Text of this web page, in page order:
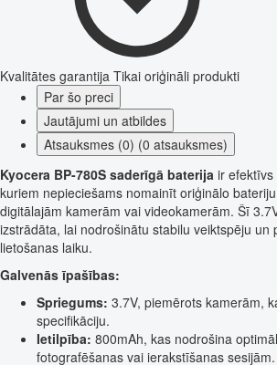
Kvalitātes garantija Tikai oriģināli produkti
Par šo preci
Jautājumi un atbildes
Atsauksmes (0) (0 atsauksmes)
Kyocera BP-780S saderīgā baterija ir efektīvs
kuriem nepieciešams nomainīt oriģinālo
digitālajām kamerām vai videokamerām. Šī
izstrādāta, lai nodrošinātu stabilu veiktspēju un
lietošanas laiku.
Galvenās īpašības:
Spriegums: 3.7V, piemērots kamerām,
specifikāciju.
Ietilpība: 800mAh, kas nodrošina
fotografēšanas vai ierakstīšanas sesijām.